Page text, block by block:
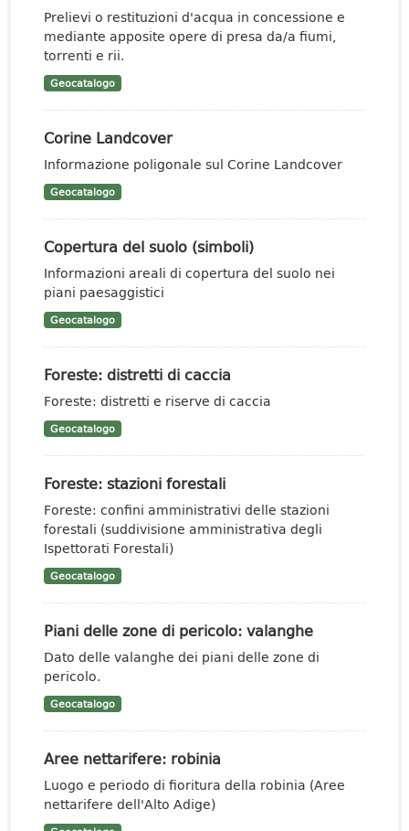
Prelievi o restituzioni d'acqua in concessione e
mediante apposite opere di presa da/a fiumi,
torrenti e rii.
Geocatalogo
Corine Landcover
Informazione poligonale sul Corine Landcover
Geocatalogo
Copertura del suolo (simboli)
Informazioni areali di copertura del suolo nei
piani paesaggistici
Geocatalogo
Foreste: distretti di caccia
Foreste: distretti e riserve di caccia
Geocatalogo
Foreste: stazioni forestali
Foreste: confini amministrativi delle stazioni
forestali (suddivisione amministrativa degli
Ispettorati Forestali)
Geocatalogo
Piani delle zone di pericolo: valanghe
Dato delle valanghe dei piani delle zone di
pericolo.
Geocatalogo
Aree nettarifere: robinia
Luogo e periodo di fioritura della robinia (Aree
nettarifere dell'Alto Adige)